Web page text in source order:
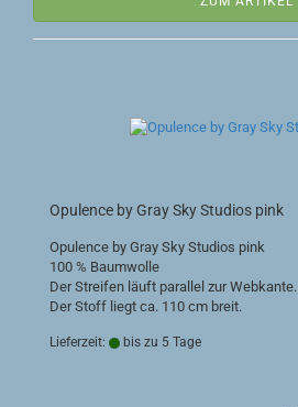
Opulence by Gray Sky Studios pink
Opulence by Gray Sky Studios pink
100 % Baumwolle
Der Streifen läuft parallel zur Webkante.
Der Stoff liegt ca. 110 cm breit.
Lieferzeit: bis zu 5 Tage